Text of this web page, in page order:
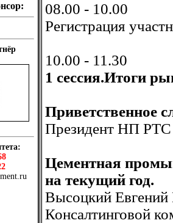
08.00 - 10.00
Регистрация
10.00 - 11.30
1 сессия.Итоги
Приветственное
Президент НП
Цементная
на текущий год.
Высоцкий Евгений
Консалтинговой